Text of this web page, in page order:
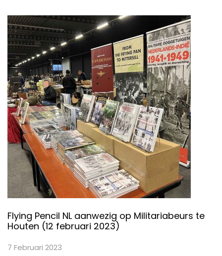
Flying Pencil NL aanwezig op Militariabeurs te
Houten (12 februari 2023)
7 Februari 2023